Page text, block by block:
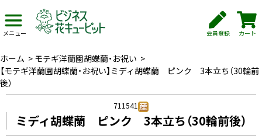
メニュー 会員登録 カート
ホーム > モテギ洋蘭園胡蝶蘭・お祝い >
【モテギ洋蘭園胡蝶蘭・お祝い】ミディ胡蝶蘭 ピンク 3本立ち（30輪前
後）
711541
ミディ胡蝶蘭 ピンク 3本立ち（30輪前後）